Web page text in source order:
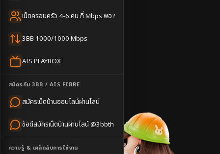
เน็ตครอบครัว 4-6 คน กี่ Mbps พอ?
3BB 1000/1000 Mbps
AIS PLAYBOX
สมัครกับ 3BB / AIS FIBRE
สมัครเน็ตบ้านออนไลน์ผ่านไลน์
ข้อดีสมัครเน็ตบ้านผ่านไลน์ @3bbth
ความรู้ & เคล็ดลับการใช้งาน
ครอบคลุมดีเยี่ยม
ชำนาญพื้นที่